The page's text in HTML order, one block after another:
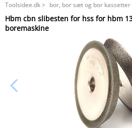
Toolsidee.dk> bor, bor sæt og bor kassetter
Hbm cbn slibesten for hss for hbm 13 mm.
Hbm cbn slibesten for hss for hbm
boremaskine